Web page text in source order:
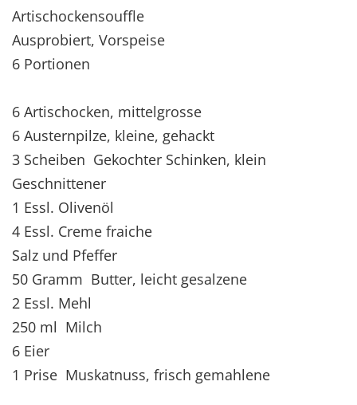
Artischockensouffle
Ausprobiert, Vorspeise
6 Portionen
6 Artischocken, mittelgrosse
6 Austernpilze, kleine, gehackt
3 Scheiben Gekochter Schinken, klein
Geschnittener
1 Essl. Olivenöl
4 Essl. Creme fraiche
Salz und Pfeffer
50 Gramm Butter, leicht gesalzene
2 Essl. Mehl
250 ml Milch
6 Eier
1 Prise Muskatnuss, frisch gemahlene